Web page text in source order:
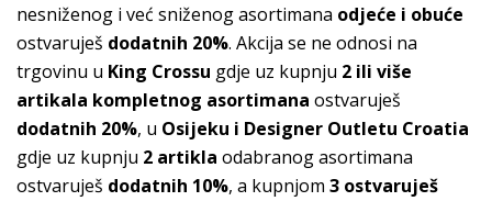
nesniženog i već sniženog asortimana odjeće i obuće
ostvaruješ dodatnih 20%. Akcija se ne odnosi na
trgovinu u King Crossu gdje uz kupnju 2 ili više
artikala kompletnog asortimana ostvaruješ
dodatnih 20%, u Osijeku i Designer Outletu Croatia
gdje uz kupnju 2 artikla odabranog asortimana
ostvaruješ dodatnih 10%, a kupnjom 3 ostvaruješ